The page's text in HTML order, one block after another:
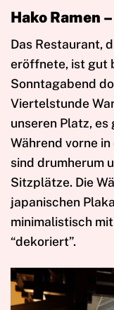
Hako Ramen
Das Restaurant,
eröffnete, ist gut
Sonntagabend
Viertelstunde
unseren Platz,
Während vorne
sind drumherum
Sitzplätze. Die
japanischen
minimalistisch
“dekoriert”.